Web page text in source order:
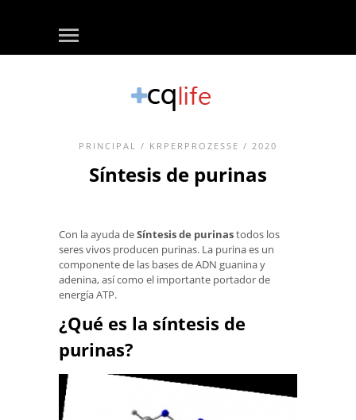
PRINCIPAL / KRPERPROZESSE / 2020
Síntesis de purinas
Con la ayuda deSíntesis de purinastodos los
seres vivos producen purinas. La purina es un
componente de las bases de ADN guanina y
adenina, así como el importante portador de
energía ATP.
¿Qué es la síntesis de
purinas?